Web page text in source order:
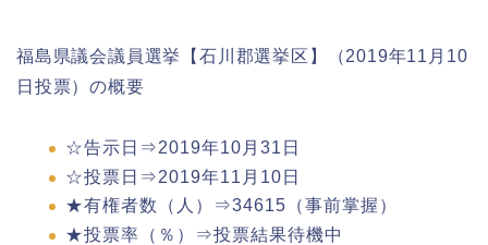
福島県議会議員選挙【石川郡選挙区】（2019年11月10
日投票）の概要
☆告示日⇒2019年10月31日
☆投票日⇒2019年11月10日
★有権者数（人）⇒34615（事前掌握）
★投票率（％）⇒投票結果待機中